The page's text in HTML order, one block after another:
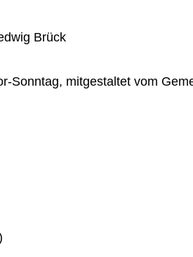
Brück
Sonntag, mitgestaltet vom